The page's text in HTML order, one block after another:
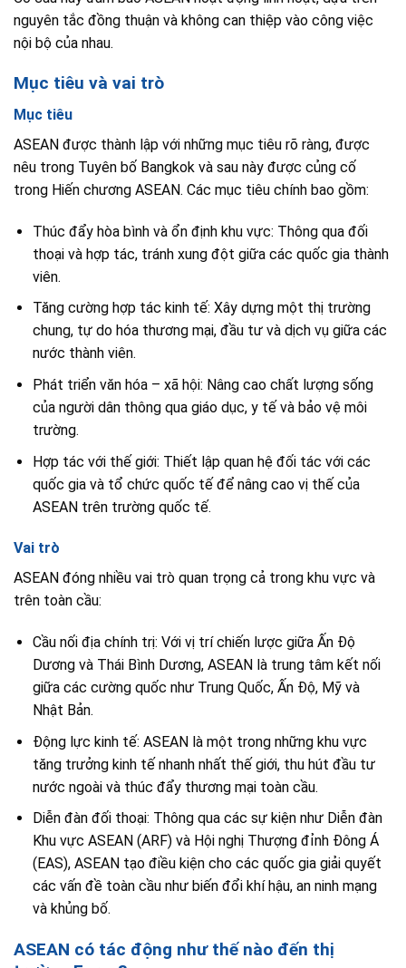
nguyên tắc đồng thuận và không can thiệp vào công việc
nội bộ của nhau.
Mục tiêu và vai trò
Mục tiêu
ASEAN được thành lập với những mục tiêu rõ ràng, được
nêu trong Tuyên bố Bangkok và sau này được củng cố
trong Hiến chương ASEAN. Các mục tiêu chính bao gồm:
Thúc đẩy hòa bình và ổn định khu vực: Thông qua đối
thoại và hợp tác, tránh xung đột giữa các quốc gia thành
viên.
Tăng cường hợp tác kinh tế: Xây dựng một thị trường
chung, tự do hóa thương mại, đầu tư và dịch vụ giữa các
nước thành viên.
Phát triển văn hóa – xã hội: Nâng cao chất lượng sống
của người dân thông qua giáo dục, y tế và bảo vệ môi
trường.
Hợp tác với thế giới: Thiết lập quan hệ đối tác với các
quốc gia và tổ chức quốc tế để nâng cao vị thế của
ASEAN trên trường quốc tế.
Vai trò
ASEAN đóng nhiều vai trò quan trọng cả trong khu vực và
trên toàn cầu:
Cầu nối địa chính trị: Với vị trí chiến lược giữa Ấn Độ
Dương và Thái Bình Dương, ASEAN là trung tâm kết nối
giữa các cường quốc như Trung Quốc, Ấn Độ, Mỹ và
Nhật Bản.
Động lực kinh tế: ASEAN là một trong những khu vực
tăng trưởng kinh tế nhanh nhất thế giới, thu hút đầu tư
nước ngoài và thúc đẩy thương mại toàn cầu.
Diễn đàn đối thoại: Thông qua các sự kiện như Diễn đàn
Khu vực ASEAN (ARF) và Hội nghị Thượng đỉnh Đông Á
(EAS), ASEAN tạo điều kiện cho các quốc gia giải quyết
các vấn đề toàn cầu như biến đổi khí hậu, an ninh mạng
và khủng bố.
ASEAN có tác động như thế nào đến thị